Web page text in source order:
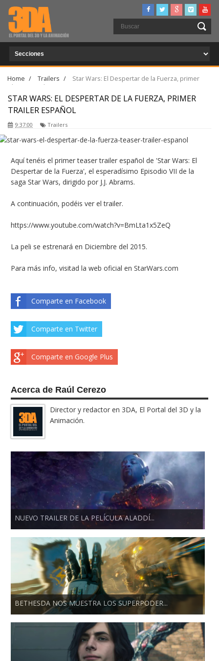
Home / Trailers /
Star Wars: El Despertar de la Fuerza, primer
trailer español
STAR WARS: EL DESPERTAR DE LA FUERZA, PRIMER
TRAILER ESPAÑOL
9:37:00 Trailers
Aquí tenéis el primer teaser trailer español de 'Star Wars: El
Despertar de la Fuerza', el esperadísimo Episodio VII de la
saga Star Wars, dirigido por J.J. Abrams.
A continuación, podéis ver el trailer.
https://www.youtube.com/watch?v=BmLta1x5ZeQ
La peli se estrenará en Diciembre del 2015.
Para más info, visitad la web oficial enStarWars.com
Comparte en Facebook
Comparte en Twitter
Comparte en Google Plus
Acerca de Raúl Cerezo
Director y redactor en 3DA, El Portal del 3D y la
Animación.
NUEVO TRAILER DE LA PELÍCULA ALADDÍ...
BETHESDA NOS MUESTRA LOS SUPERPODER...